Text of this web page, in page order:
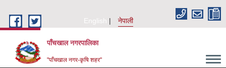
English
नेपाली
पाँचखाल नगरपालिका
"पाँचखाल नगर-कृषि शहर"